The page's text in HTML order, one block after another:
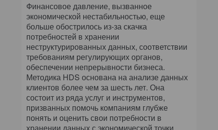
Финансовое давление, вызванное
экономической нестабильностью, еще
больше обострилось из-за скачка
потребностей в хранении
неструктурированных данных, соответствии
требованиям регулирующих органов,
обеспечении непрерывности бизнеса.
Методика HDS основана на анализе данных
клиентов более чем за шесть лет. Она
состоит из ряда услуг и инструментов,
призванных помочь компаниям глубже
понять и оценить свои потребности в